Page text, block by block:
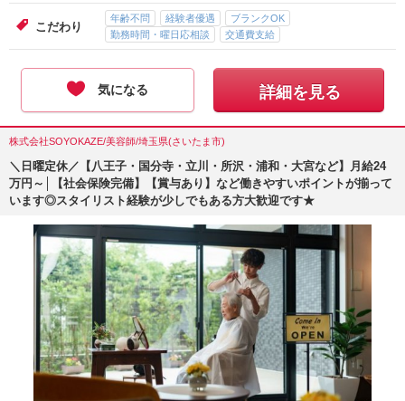
アルバイト・パート-時給 : 1,150～1,400円
埼玉県さいたま市 大宮駅
埼玉県川口市 南浦和駅
勤務時間 7:00～21：00 (婚礼による) ※1日2時間～OK！
こだわり
年齢不問 経験者優遇
ブランクOK
勤務時間・曜日応相談
交通費支給
気になる 詳細を見る
株式会社SOYOKAZE/美容師/埼玉県(さいたま市)
＼日曜定休／【八王子・国分寺・立川・所沢・浦和・大宮など】月給24
万円～│【社会保険完備】【賞与あり】など働きやすいポイントが揃って
います◎スタイリスト経験が少しでもある方大歓迎です★